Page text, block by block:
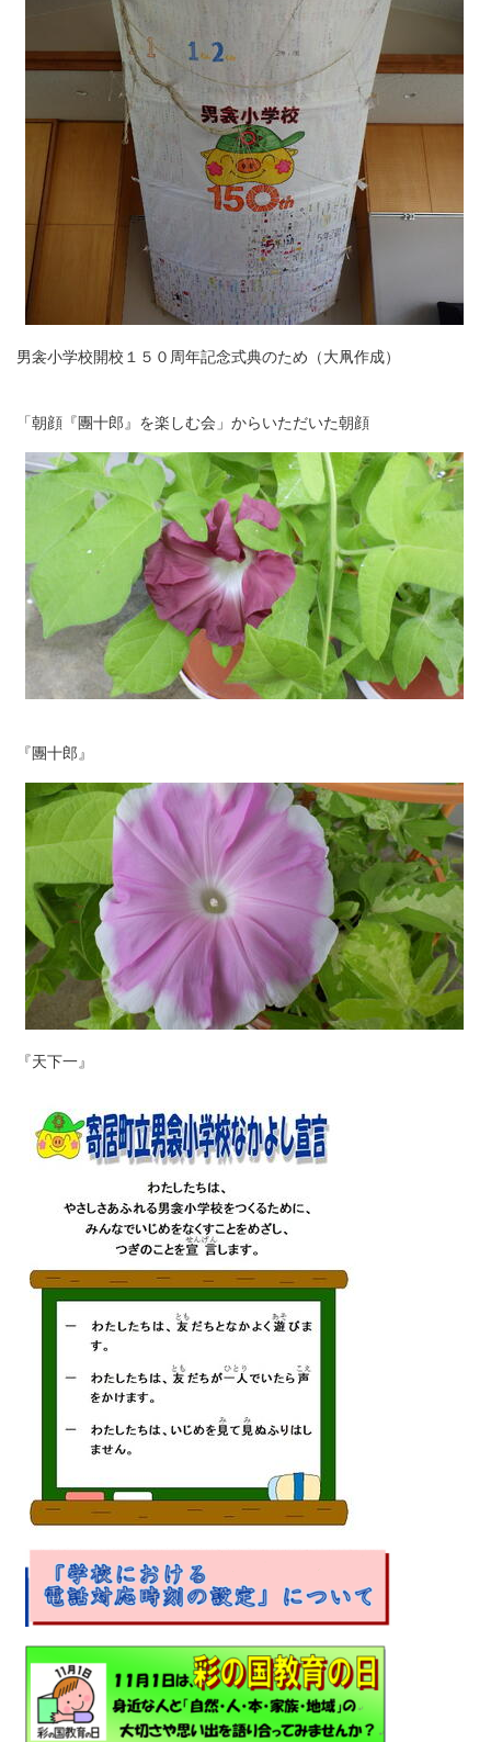
男衾小学校開校１５０周年記念式典のため（大凧作成）
「朝顔『團十郎』を楽しむ会」からいただいた朝顔
『團十郎』
『天下一』